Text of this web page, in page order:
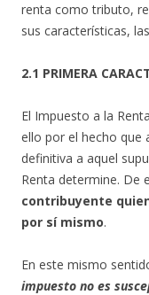
renta como tributo,
sus características,
2.1 PRIMERA
El Impuesto a la
ello por el hecho que
definitiva a aquel
Renta determine. De
contribuyente
por sí mismo.
En este mismo
impuesto no es